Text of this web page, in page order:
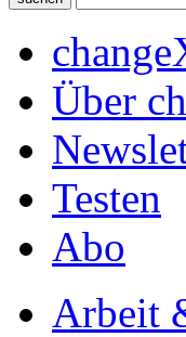
Über
Testen
Abo
Arbeit